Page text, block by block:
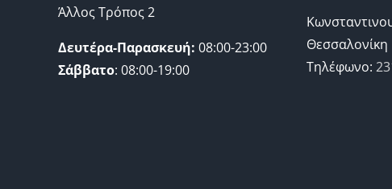
Άλλος Τρόπος 2
Δευτέρα-Παρασκευή: 08:00-23:00
Σάββατο: 08:00-19:00
Θεσσαλονίκη
Τηλέφωνο: